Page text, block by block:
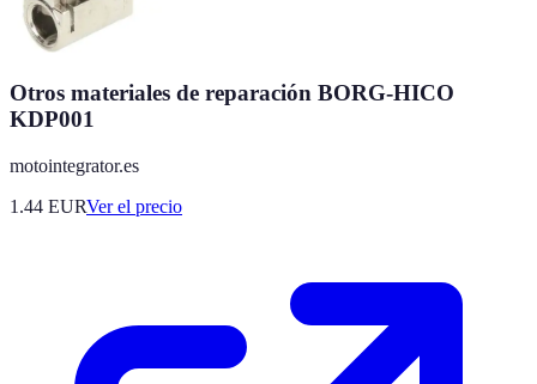
Otros materiales de reparación BORG-HICO
KDP001
motointegrator.es
1.44 EURVer el precio